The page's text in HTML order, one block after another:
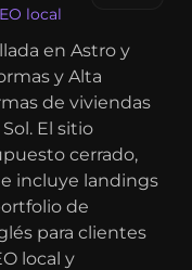
local
en Astro y
y Alta
de viviendas
El sitio
cerrado,
incluye landings
de
para clientes
local y